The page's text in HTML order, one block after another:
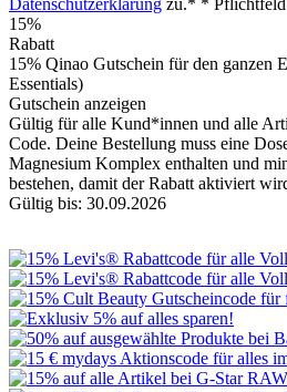
15%
Rabatt
15% Qinao Gutschein für den ganzen
Essentials)
Gutschein anzeigen
Gültig für alle Kund*innen und alle
Code. Deine Bestellung muss eine
Magnesium Komplex enthalten und
bestehen, damit der Rabatt aktiviert
Gültig bis: 30.09.2026